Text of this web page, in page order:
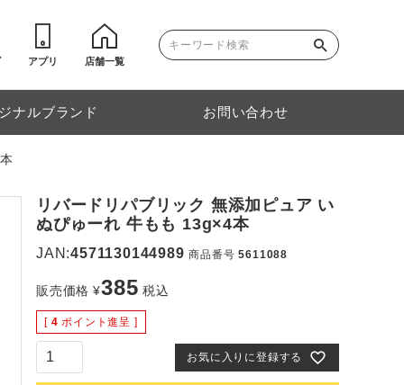
アプリ 店舗一覧
ナルブランド お問い合わせ
リバードリパブリック 無添加ピュア い
ぬぴゅーれ 牛もも 13g×4本
JAN:4571130144989 商品番号 5611088
販売価格 ¥385 税込
[ 4 ポイント進呈 ]
お気に入りに登録する